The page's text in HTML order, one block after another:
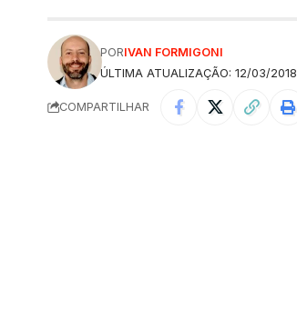
ÚLTIMA ATUALIZAÇÃO: 12/03/2018
PORIVAN FORMIGONI
COMPARTILHAR